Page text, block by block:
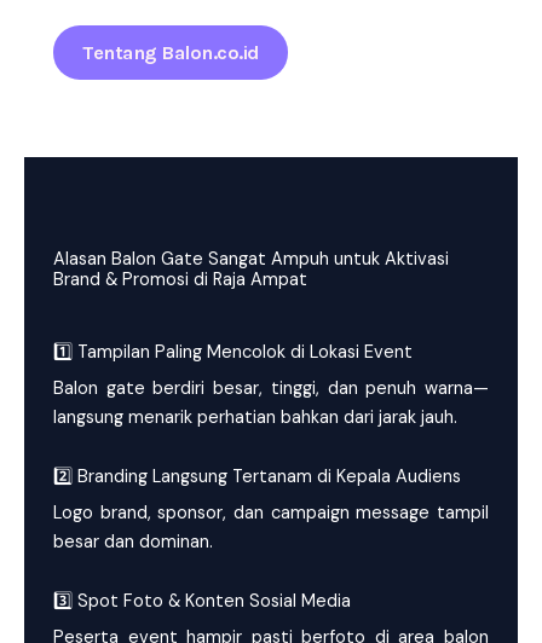
Tentang Balon.co.id
Alasan Balon Gate Sangat Ampuh untuk Aktivasi
Brand & Promosi di Raja Ampat
1️⃣ Tampilan Paling Mencolok di Lokasi Event
Balon gate berdiri besar, tinggi, dan penuh warna—
langsung menarik perhatian bahkan dari jarak jauh.
2️⃣ Branding Langsung Tertanam di Kepala Audiens
Logo brand, sponsor, dan campaign message tampil
besar dan dominan.
3️⃣ Spot Foto & Konten Sosial Media
Peserta event hampir pasti berfoto di area balon